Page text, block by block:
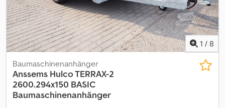
1 / 8
Baumaschinenanhänger
Anssems Hulco TERRAX-2
2600.294x150 BASIC
Baumaschinenanhänger